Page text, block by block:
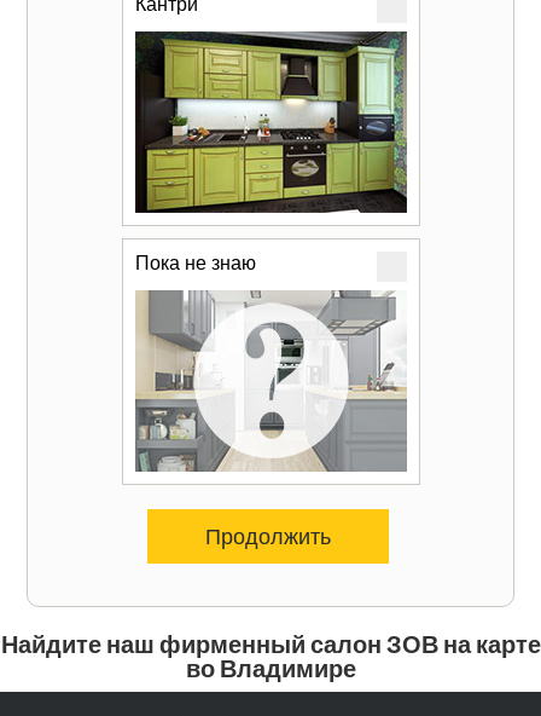
Кантри
Пока не знаю
Продолжить
Найдите наш фирменный салон ЗОВ на карте
во Владимире